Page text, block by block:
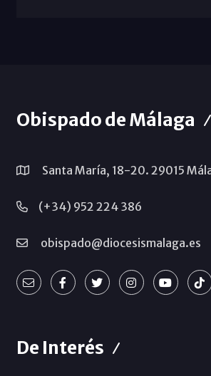
Obispado de Málaga
Santa María, 18-20. 29015
(+34) 952 224 386
obispado@diocesismalaga.es
De Interés